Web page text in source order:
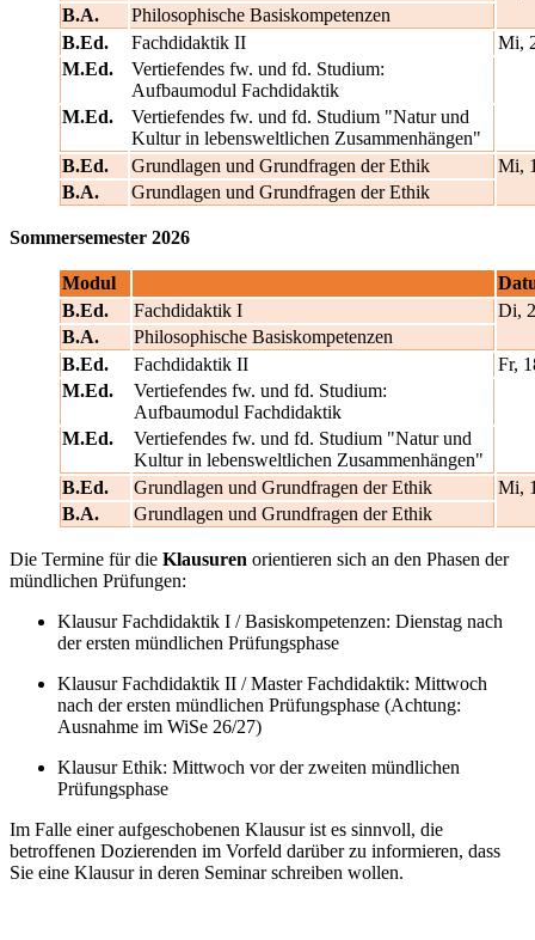
B.A.
Philosophische Basiskompetenzen
B.Ed.
Fachdidaktik II
Mi,
M.Ed.
Vertiefendes fw. und fd. Studium:
Aufbaumodul Fachdidaktik
M.Ed.
Vertiefendes fw. und fd. Studium "Natur und
Kultur in lebensweltlichen Zusammenhängen"
B.Ed.
Grundlagen und Grundfragen der Ethik
Mi,
B.A.
Grundlagen und Grundfragen der Ethik
Sommersemester 2026
Modul
B.Ed.
Fachdidaktik I
Di,
B.A.
Philosophische Basiskompetenzen
B.Ed.
Fachdidaktik II
Fr,
M.Ed.
Vertiefendes fw. und fd. Studium:
Aufbaumodul Fachdidaktik
M.Ed.
Vertiefendes fw. und fd. Studium "Natur und
Kultur in lebensweltlichen Zusammenhängen"
B.Ed.
Grundlagen und Grundfragen der Ethik
Mi,
B.A.
Grundlagen und Grundfragen der Ethik
Die Termine für die Klausuren orientieren sich an den Phasen der
mündlichen Prüfungen:
Klausur Fachdidaktik I / Basiskompetenzen: Dienstag nach
der ersten mündlichen Prüfungsphase
Klausur Fachdidaktik II / Master Fachdidaktik: Mittwoch
nach der ersten mündlichen Prüfungsphase (Achtung:
Ausnahme im WiSe 26/27)
Klausur Ethik: Mittwoch vor der zweiten mündlichen
Prüfungsphase
Im Falle einer aufgeschobenen Klausur ist es sinnvoll, die
betroffenen Dozierenden im Vorfeld darüber zu informieren, dass
Sie eine Klausur in deren Seminar schreiben wollen.